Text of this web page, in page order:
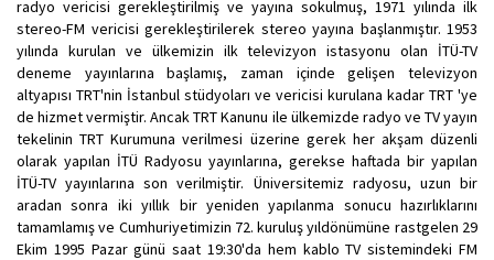
radyo vericisi gerekleştirilmiş ve yayına sokulmuş, 1971 yılında ilk
stereo-FM vericisi gerekleştirilerek stereo yayına başlanmıştır. 1953
yılında kurulan ve ülkemizin ilk televizyon istasyonu olan İTÜ-TV
deneme yayınlarına başlamış, zaman içinde gelişen televizyon
altyapısı TRT'nin İstanbul stüdyoları ve vericisi kurulana kadar TRT 'ye
de hizmet vermiştir. Ancak TRT Kanunu ile ülkemizde radyo ve TV yayın
tekelinin TRT Kurumuna verilmesi üzerine gerek her akşam düzenli
olarak yapılan İTÜ Radyosu yayınlarına, gerekse haftada bir yapılan
İTÜ-TV yayınlarına son verilmiştir. Üniversitemiz radyosu, uzun bir
aradan sonra iki yıllık bir yeniden yapılanma sonucu hazırlıklarını
tamamlamış ve Cumhuriyetimizin 72. kuruluş yıldönümüne rastgelen 29
Ekim 1995 Pazar günü saat 19:30'da hem kablo TV sistemindeki FM